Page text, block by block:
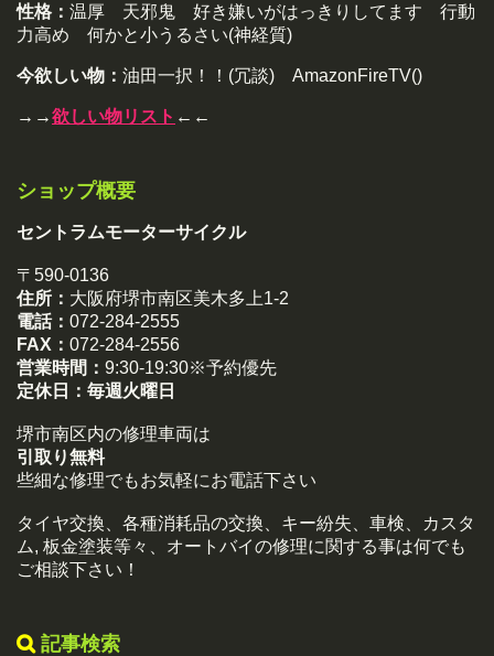
性格： 温厚 天邪鬼 好き嫌いがはっきりしてます 行動
力高め 何かと小うるさい(神経質)
今欲しい物： 油田一択！！(冗談) AmazonFireTV()
→→欲しい物リスト ←←
ショップ概要
セントラムモーターサイクル
〒590-0136
住所： 大阪府堺市南区美木多上1-2
電話： 072-284-2555
FAX： 072-284-2556
営業時間： 9:30-19:30※予約優先
定休日： 毎週火曜日
堺市南区内の修理車両は
引取り無料
些細な修理でもお気軽にお電話下さい
タイヤ交換、各種消耗品の交換、キー紛失、車検、カスタ
ム, 板金塗装等々、オートバイの修理に関する事は何でも
ご相談下さい！
記事検索